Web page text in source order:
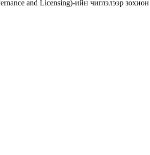
and Licensing)-ийн чиглэлээр